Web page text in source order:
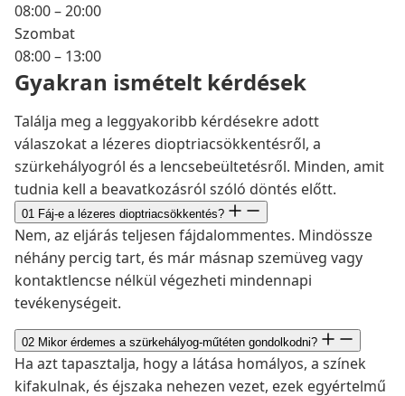
08:00 – 20:00
Szombat
08:00 – 13:00
Gyakran ismételt kérdések
Találja meg a leggyakoribb kérdésekre adott
válaszokat a lézeres dioptriacsökkentésről, a
szürkehályogról és a lencsebeültetésről. Minden, amit
tudnia kell a beavatkozásról szóló döntés előtt.
01 Fáj-e a lézeres dioptriacsökkentés?
Nem, az eljárás teljesen fájdalommentes. Mindössze
néhány percig tart, és már másnap szemüveg vagy
kontaktlencse nélkül végezheti mindennapi
tevékenységeit.
02 Mikor érdemes a szürkehályog-műtéten gondolkodni?
Ha azt tapasztalja, hogy a látása homályos, a színek
kifakulnak, és éjszaka nehezen vezet, ezek egyértelmű